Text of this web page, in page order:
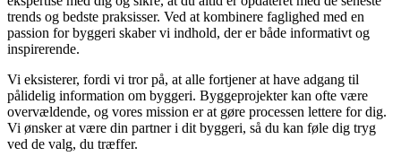
trends og bedste praksisser. Ved at kombinere faglighed med en
passion for byggeri skaber vi indhold, der er både informativt og
inspirerende.
Vi eksisterer, fordi vi tror på, at alle fortjener at have adgang til
pålidelig information om byggeri. Byggeprojekter kan ofte være
overvældende, og vores mission er at gøre processen lettere for dig.
Vi ønsker at være din partner i dit byggeri, så du kan føle dig tryg
ved de valg, du træffer.